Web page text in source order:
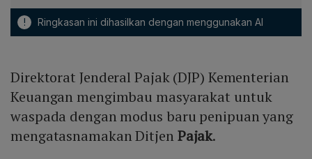
! Ringkasan ini dihasilkan dengan menggunakan AI
Direktorat Jenderal Pajak (DJP) Kementerian
Keuangan mengimbau masyarakat untuk
waspada dengan modus baru penipuan yang
mengatasnamakan Ditjen Pajak.